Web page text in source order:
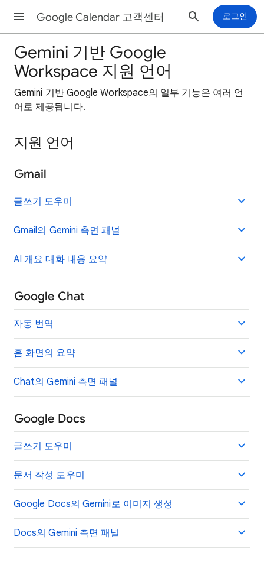
Google Calendar 고객센터 로그인
Gemini 기반 Google
Workspace 지원 언어
Gemini 기반 Google Workspace의 일부 기능은 여러 언
어로 제공됩니다.
지원 언어
Gmail
글쓰기 도우미
Gmail의 Gemini 측면 패널
AI 개요 대화 내용 요약
Google Chat
자동 번역
홈 화면의 요약
Chat의 Gemini 측면 패널
Google Docs
글쓰기 도우미
문서 작성 도우미
Google Docs의 Gemini로 이미지 생성
Docs의 Gemini 측면 패널